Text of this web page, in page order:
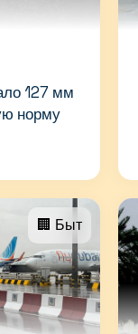
127 мм
норму
🏢 Быт